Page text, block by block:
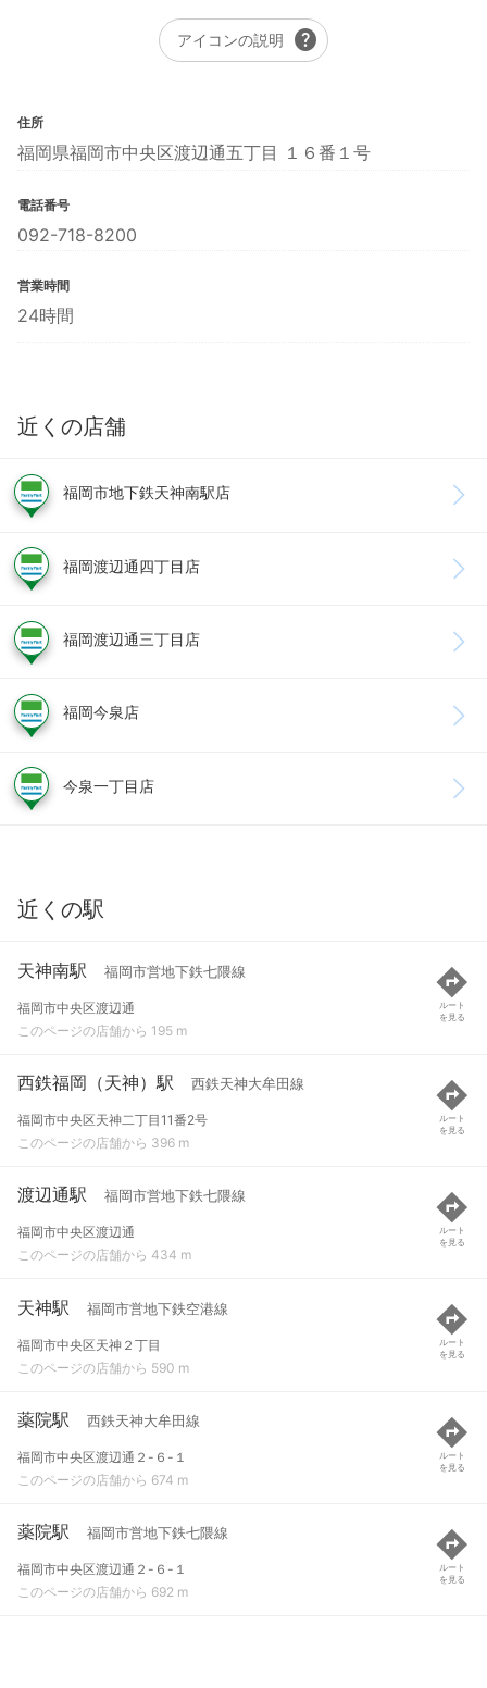
アイコンの説明 help
住所
福岡県福岡市中央区渡辺通五丁目 １６番１号
電話番号
092-718-8200
営業時間
24時間
近くの店舗
福岡市地下鉄天神南駅店
福岡渡辺通四丁目店
福岡渡辺通三丁目店
福岡今泉店
今泉一丁目店
近くの駅
天神南駅 福岡市営地下鉄七隈線
福岡市中央区渡辺通
このページの店舗から 195 m
ルート
を見る
西鉄福岡（天神）駅 西鉄天神大牟田線
福岡市中央区天神二丁目11番2号
このページの店舗から 396 m
ルート
を見る
渡辺通駅 福岡市営地下鉄七隈線
福岡市中央区渡辺通
このページの店舗から 434 m
ルート
を見る
天神駅 福岡市営地下鉄空港線
福岡市中央区天神２丁目
このページの店舗から 590 m
ルート
を見る
薬院駅 西鉄天神大牟田線
福岡市中央区渡辺通２-６-１
このページの店舗から 674 m
ルート
を見る
薬院駅 福岡市営地下鉄七隈線
福岡市中央区渡辺通２-６-１
このページの店舗から 692 m
ルート
を見る